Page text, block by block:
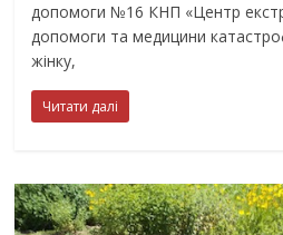
допомоги №16 КНП «Центр
допомоги та медицини
жінку,
Читати далі